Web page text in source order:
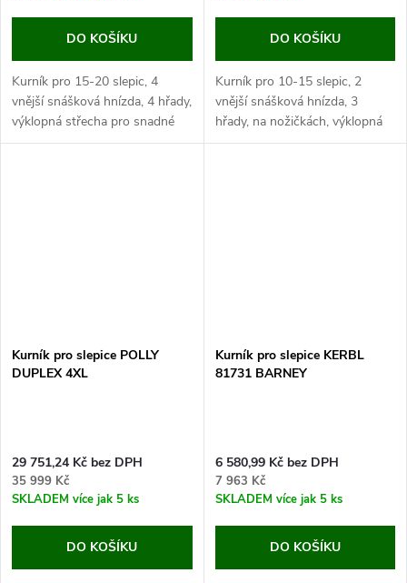
DO KOŠÍKU
Kurník pro 15-20 slepic, 4
vnější snášková hnízda, 4 hřady,
výklopná střecha pro snadné
čištění, HPL laminát,
DO KOŠÍKU
Kurník pro 10-15 slepic, 2
vnější snášková hnízda, 3
hřady, na nožičkách, výklopná
střecha, HPL laminát,
Kurník pro slepice POLLY
DUPLEX 4XL
29 751,24 Kč bez DPH
35 999 Kč
SKLADEM více jak 5 ks
DO KOŠÍKU
Kurník pro slepice KERBL
81731 BARNEY
6 580,99 Kč bez DPH
7 963 Kč
SKLADEM více jak 5 ks
DO KOŠÍKU